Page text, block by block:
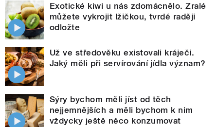
Exotické kiwi u nás zdomácnělo. Zralé
můžete vykrojit lžičkou, tvrdé raději
odložte
Už ve středověku existovali kráječi.
Jaký měli při servírování jídla význam?
Sýry bychom měli jíst od těch
nejjemnějších a měli bychom k nim
vždycky ještě něco konzumovat